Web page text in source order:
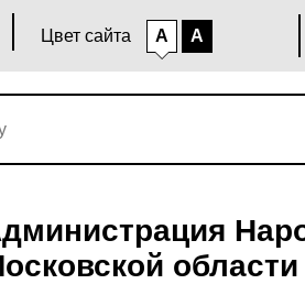
Цвет сайта A A
области